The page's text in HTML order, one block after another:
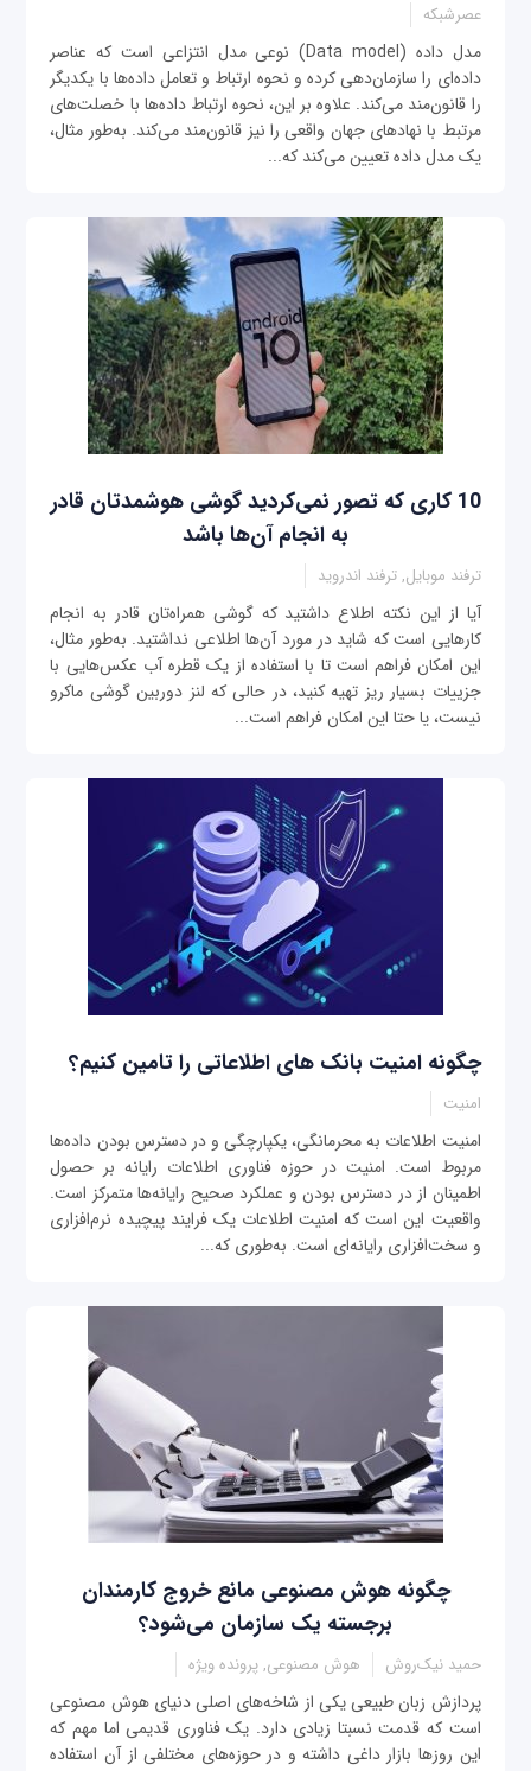
عصرشبکه
مدل داده (Data model) نوعی مدل انتزاعی است که عناصر
داده‌ای را سازمان‌دهی کرده و نحوه ارتباط و تعامل داده‌ها با یکدیگر
را قانون‌مند می‌کند. علاوه بر این، نحوه ارتباط داده‌ها با خصلت‌های
مرتبط با نهادهای جهان واقعی را نیز قانون‌مند می‌کند. به‌طور مثال،
یک مدل داده تعیین می‌کند که...
10 کاری که تصور نمی‌کردید گوشی هوشمدتان قادر
به انجام آن‌ها باشد
ترفند موبایل, ترفند اندروید
آیا از این نکته اطلاع داشتید که گوشی همراه‌تان قادر به انجام
کارهایی است که شاید در مورد آن‌ها اطلاعی نداشتید. به‌طور مثال،
این امکان فراهم است تا با استفاده از یک قطره آب عکس‌هایی با
جزییات بسیار ریز تهیه کنید، در حالی که لنز دوربین گوشی ماکرو
نیست، یا حتا این امکان فراهم است...
چگونه امنیت بانک های اطلاعاتی را تامین کنیم؟
امنیت
امنیت اطلاعات به محرمانگی، یکپارچگی و در دسترس بودن داده‌ها
مربوط است. امنیت در حوزه فناوری اطلاعات رایانه بر حصول
اطمینان از در دسترس بودن و عملکرد صحیح رایانه‌ها متمرکز است.
واقعیت این است که امنیت اطلاعات یک فرایند پیچیده نرم‌افزاری
و سخت‌افزاری رایانه‌ای است. به‌طوری که...
چگونه هوش مصنوعی مانع خروج کارمندان
برجسته یک سازمان می‌شود؟
حمید نیک‌روش هوش مصنوعی, پرونده ویژه
پردازش زبان طبیعی یکی از شاخه‌های اصلی دنیای هوش مصنوعی
است که قدمت نسبتا زیادی دارد. یک فناوری قدیمی اما مهم که
این روزها بازار داغی داشته و در حوزه‌های مختلفی از آن استفاده